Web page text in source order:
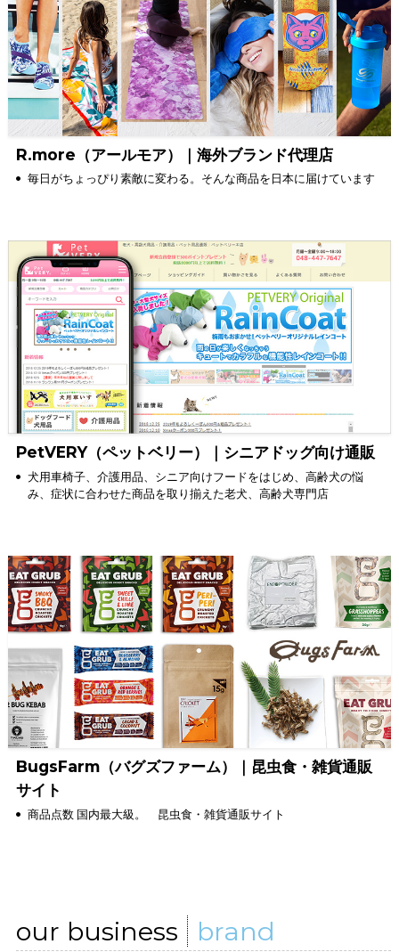
R.more（アールモア）｜海外ブランド代理店
毎日がちょっぴり素敵に変わる。そんな商品を日本に届けています
PetVERY（ペットベリー）｜シニアドッグ向け通販
犬用車椅子、介護用品、シニア向けフードをはじめ、高齢犬の悩
み、症状に合わせた商品を取り揃えた老犬、高齢犬専門店
BugsFarm（バグズファーム）｜昆虫食・雑貨通販
サイト
商品点数 国内最大級。 昆虫食・雑貨通販サイト
our business brand